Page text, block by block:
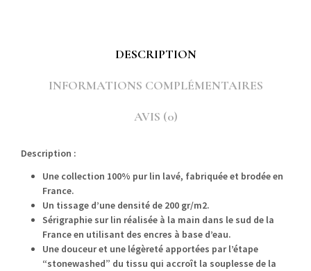
DESCRIPTION
INFORMATIONS COMPLÉMENTAIRES
AVIS (0)
Descrip­tion :
Une col­lec­tion 100% pur lin lavé, fab­riquée et brodée en
France.
Un tis­sage d’une den­sité de 200 gr/m2.
Séri­gra­phie sur lin réal­isée à la main dans le sud de la
France en util­isant des encres à base d’eau.
Une douceur et une légèreté apportées par l’étape
“stonewashed” du tis­su qui accroît la sou­p­lesse de la